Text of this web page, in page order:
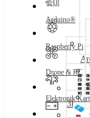
3D
Arduino®
Raspberry Pi
Drone & RC
Elektronik Kart